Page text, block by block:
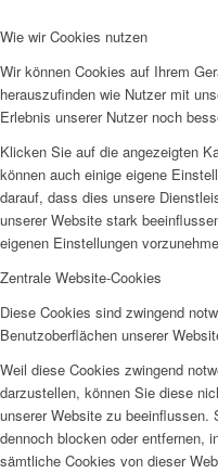
Wie wir Cookies nutzen
Wir können Cookies auf Ihrem
herauszufinden wie Nutzer mit
Erlebnis unserer Nutzer noch
Klicken Sie auf die angezeigten
können auch einige eigene
darauf, dass dies unsere
unserer Website stark
eigenen Einstellungen
Zentrale Website-Cookies
Diese Cookies sind zwingend
Benutzoberflächen unserer
Weil diese Cookies zwingend
darzustellen, können Sie diese
unserer Website zu beeinflussen.
dennoch blocken oder entfernen,
sämtliche Cookies von dieser